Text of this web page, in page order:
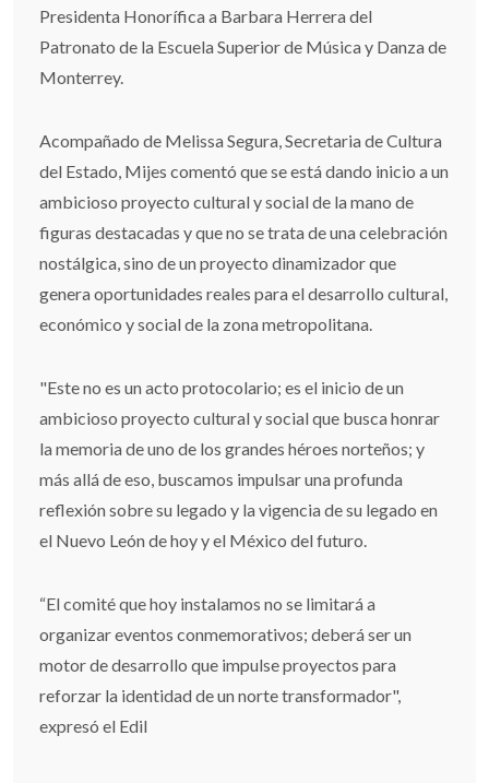
Presidenta Honorífica a Barbara Herrera del
Patronato de la Escuela Superior de Música y Danza de
Monterrey.
Acompañado de Melissa Segura, Secretaria de Cultura
del Estado, Mijes comentó que se está dando inicio a un
ambicioso proyecto cultural y social de la mano de
figuras destacadas y que no se trata de una celebración
nostálgica, sino de un proyecto dinamizador que
genera oportunidades reales para el desarrollo cultural,
económico y social de la zona metropolitana.
"Este no es un acto protocolario; es el inicio de un
ambicioso proyecto cultural y social que busca honrar
la memoria de uno de los grandes héroes norteños; y
más allá de eso, buscamos impulsar una profunda
reflexión sobre su legado y la vigencia de su legado en
el Nuevo León de hoy y el México del futuro.
“El comité que hoy instalamos no se limitará a
organizar eventos conmemorativos; deberá ser un
motor de desarrollo que impulse proyectos para
reforzar la identidad de un norte transformador",
expresó el Edil